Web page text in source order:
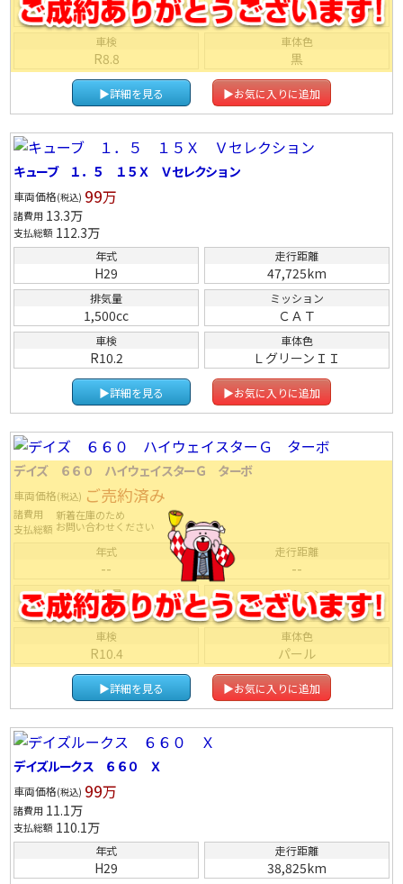
-- ＩＡＴ
車検
R8.8
車体色
黒
▶詳細を見る ▶お気に入りに追加
キューブ １．５ １５Ｘ Ｖセレクション
車両価格(税込) 99万
諸費用 13.3万
支払総額 112.3万
年式
H29
走行距離
47,725km
排気量
1,500cc
ミッション
ＣＡＴ
車検
R10.2
車体色
ＬグリーンＩＩ
▶詳細を見る ▶お気に入りに追加
デイズ ６６０ ハイウェイスターＧ ターボ
車両価格(税込) ご売約済み
諸費用
支払総額
新着在庫のため
お問い合わせください
年式
--
走行距離
--
排気量
--
ミッション
ＩＡＴ
車検
R10.4
車体色
パール
▶詳細を見る ▶お気に入りに追加
デイズルークス ６６０ Ｘ
車両価格(税込) 99万
諸費用 11.1万
支払総額 110.1万
年式
H29
走行距離
38,825km